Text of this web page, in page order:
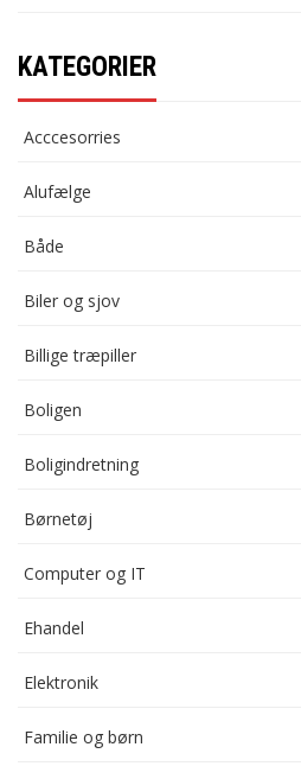
KATEGORIER
Acccesorries
Alufælge
Både
Biler og sjov
Billige træpiller
Boligen
Boligindretning
Børnetøj
Computer og IT
Ehandel
Elektronik
Familie og børn